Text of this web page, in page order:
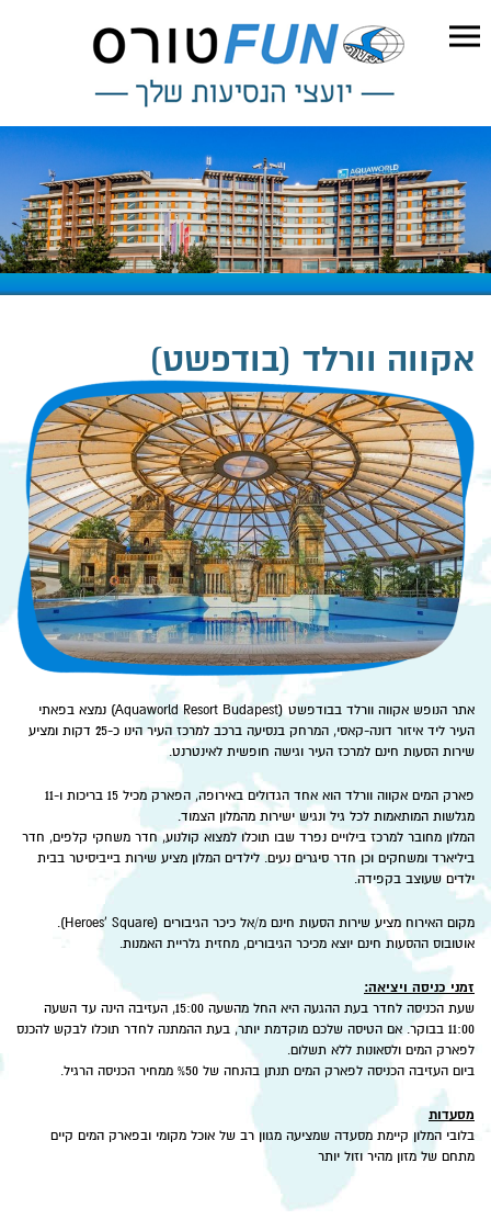
אקווה וורלד (בודפשט)
אתר הנופש אקווה וורלד בבודפשט (Aquaworld Resort Budapest) נמצא בפאתי
העיר ליד איזור דונה-קאסי, המרחק בנסיעה ברכב למרכז העיר הינו כ-25 דקות ומציע
שירות הסעות חינם למרכז העיר וגישה חופשית לאינטרנט.
פארק המים אקווה וורלד הוא אחד הגדולים באירופה, הפארק מכיל 15 בריכות ו-11
מגלשות המותאמות לכל גיל ונגיש ישירות מהמלון הצמוד.
המלון מחובר למרכז בילויים נפרד שבו תוכלו למצוא קולנוע, חדר משחקי קלפים, חדר
ביליארד ומשחקים וכן חדר סיגרים נעים. לילדים המלון מציע שירות בייביסיטר בבית
ילדים שעוצב בקפידה.
מקום האירוח מציע שירות הסעות חינם מ/אל כיכר הגיבורים (Heroes' Square).
אוטובוס ההסעות חינם יוצא מכיכר הגיבורים, מחזית גלריית האמנות.
זמני כניסה ויציאה:
שעת הכניסה לחדר בעת ההגעה היא החל מהשעה 15:00, העזיבה הינה עד השעה
11:00 בבוקר. אם הטיסה שלכם מוקדמת יותר, בעת ההמתנה לחדר תוכלו לבקש להכנס
לפארק המים ולסאונות ללא תשלום.
ביום העזיבה הכניסה לפארק המים תנתן בהנחה של %50 ממחיר הכניסה הרגיל.
מסעדות
בלובי המלון קיימת מסעדה שמציעה מגוון רב של אוכל מקומי ובפארק המים קיים
מתחם של מזון מהיר וזול יותר